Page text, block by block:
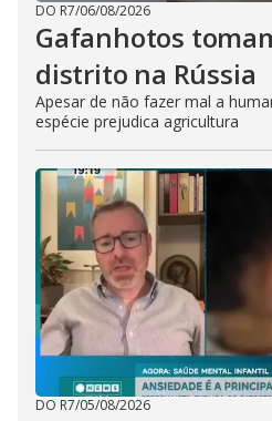
DO R7/06/08/2026
Gafanhotos
distrito na Rússia
Apesar de não fazer mal a
espécie prejudica agricultura
DO R7/05/08/2026